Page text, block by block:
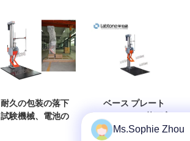
耐久の包装の落下
試験機械、電池の
ベース プレート
さ 150cm が付いて
Ms.Sophie Zhou